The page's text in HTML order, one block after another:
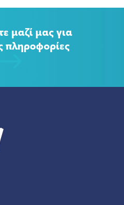
μαζί μας για
πληροφορίες